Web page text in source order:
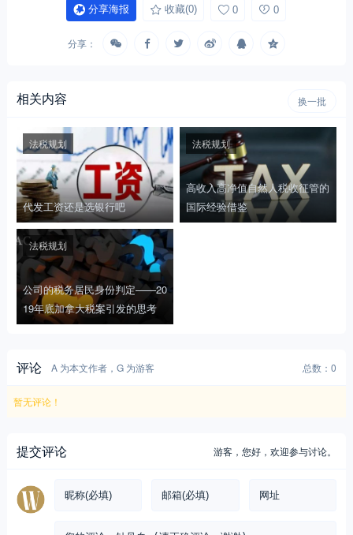
分享海报 收藏(0) 0 0
分享：
相关内容 换一批
代发工资还是选银行吧
法税规划
高收入高净值自然人税收征管的
国际经验借鉴
法税规划
公司的税务居民身份判定——20
19年底加拿大税案引发的思考
法税规划
评论 A 为本文作者，G 为游客 总数：0
暂无评论！
提交评论 游客，您好，欢迎参与讨论。